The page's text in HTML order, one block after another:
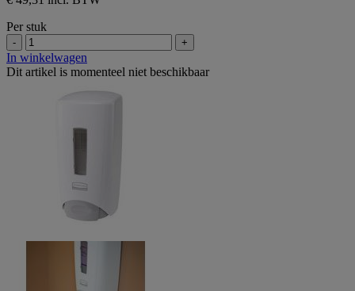
Per stuk
- +
In winkelwagen
Dit artikel is momenteel niet beschikbaar